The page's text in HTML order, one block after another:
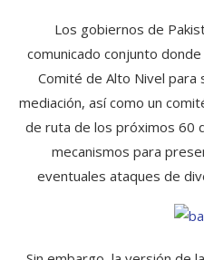
Los gobiernos de
comunicado conjunto
Comité de Alto Nivel para
mediación, así como un
de ruta de los próximos 60
mecanismos para
eventuales ataques de